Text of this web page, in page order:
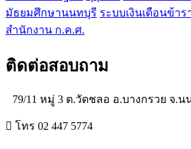
มัธยมศึกษานนทบุรี ระบบเงินเดือนข้า
สำนักงาน ก.ค.ศ.
ติดต่อสอบถาม
79/11 หมู่ 3 ต.วัดชลอ อ.บางกรวย จ.น
โทร 02 447 5774